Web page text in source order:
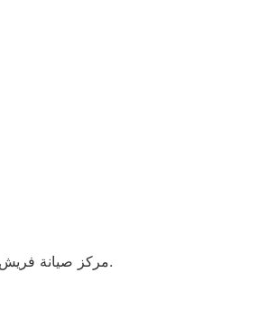
مركز صيانة فريش باهناسيا توفر خدمات إصلاح احترافية باستخدام قطع غيار أصلية وشهادات ضمان معتمدة، مما يضمن الأداء المثالي وطول عمر الأجهزة.